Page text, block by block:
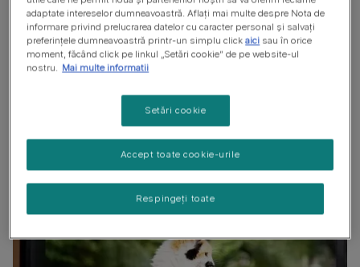
Jucării de casă pentru puii de pisică
De ce unele pisici sunt mai active decât altele?
Redirecționarea agresivității jucăușe
Păstrează-ți pisica sănătoasă prin joacă
adaptate intereselor dumneavoastră. Aflați mai multe despre Nota de
informare privind prelucrarea datelor cu caracter personal și salvați
preferințele dumneavoastră printr-un simplu clickaici sau în orice
moment, făcând click pe linkul „Setări cookie” de pe website-ul
nostru. Mai multe informatii
Setări cookie
Respingeți toate
Accept toate cookie-urile